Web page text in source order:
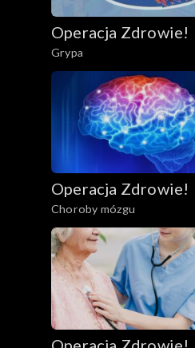
Operacja Zdrowie!
Grypa
Operacja Zdrowie!
Choroby mózgu